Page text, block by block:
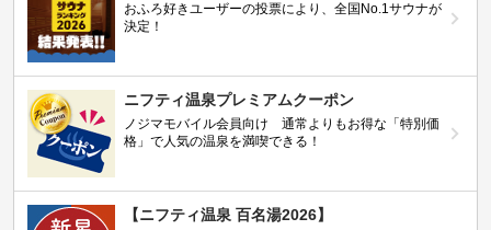
おふろ好きユーザーの投票により、全国No.1サウナが
決定！
ニフティ温泉プレミアムクーポン
ノジマモバイル会員向け 通常よりもお得な「特別価
格」で人気の温泉を満喫できる！
【ニフティ温泉 百名湯2026】